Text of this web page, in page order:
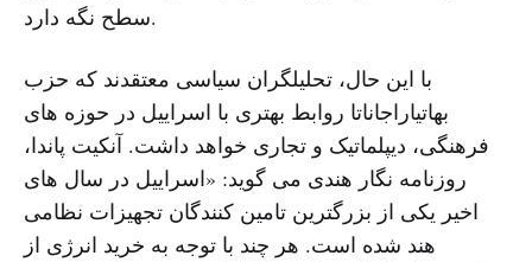
سطح نگه دارد.
با این حال، تحلیلگران سیاسی معتقدند که حزب
بهاتیاراجاناتا روابط بهتری با اسراییل در حوزه های
فرهنگی، دیپلماتیک و تجاری خواهد داشت. آنکیت پاندا،
روزنامه نگار هندی می گوید: «اسراییل در سال های
اخیر یکی از بزرگترین تامین کنندگان تجهیزات نظامی
هند شده است. هر چند با توجه به خرید انرژی از